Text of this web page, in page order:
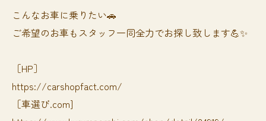
⁡⁡⁡こんなお車に乗りたい🚗
ご希望のお車もスタッフ一同全力でお探し致します💪✨
［HP］
https://carshopfact.com/
［車選び.com]